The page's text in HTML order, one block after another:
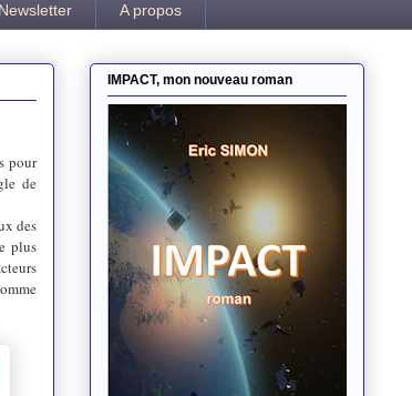
Newsletter A propos
pour
de
des
plus
IMPACT, mon nouveau roman